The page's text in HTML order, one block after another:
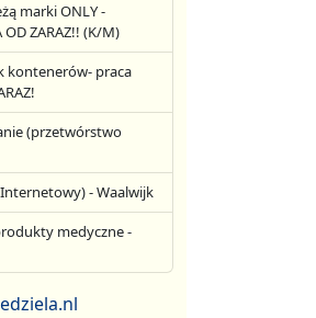
marki ONLY -
ZARAZ!! (K/M)
kontenerów- praca
(przetwórstwo
- Waalwijk
medyczne -